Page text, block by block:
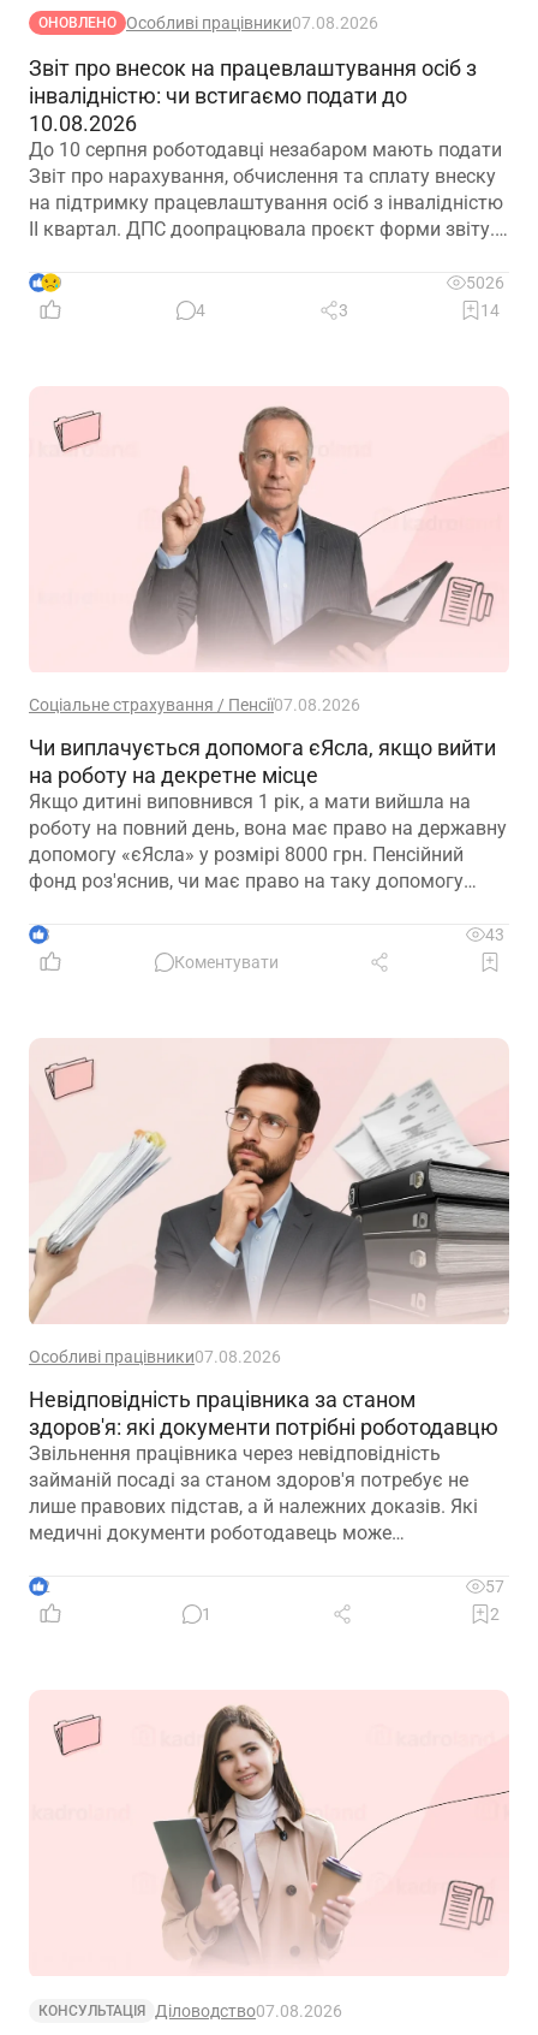
ОНОВЛЕНО Особливі працівники07.08.2026
Звіт про внесок на працевлаштування осіб з
інвалідністю: чи встигаємо подати до
10.08.2026
До 10 серпня роботодавці незабаром мають подати
Звіт про нарахування, обчислення та сплату внеску
на підтримку працевлаштування осіб з інвалідністю
ІІ квартал. ДПС доопрацювала проєкт форми звіту.
далі
9
5026
4
3 14
Соціальне страхування / Пенсії07.08.2026
Чи виплачується допомога єЯсла, якщо вийти
на роботу на декретне місце
Якщо дитині виповнився 1 рік, а мати вийшла на
роботу на повний день, вона має право на державну
допомогу «єЯсла» у розмірі 8000 грн. Пенсійний
фонд роз'яснив, чи має право на таку допомогу
3
43
Коментувати
Особливі працівники07.08.2026
Невідповідність працівника за станом
здоров'я: які документи потрібні роботодавцю
Звільнення працівника через невідповідність
займаній посаді за станом здоров'я потребує не
лише правових підстав, а й належних доказів. Які
медичні документи роботодавець може
обставини – розповідаємо далі
2
57
1
2
КОНСУЛЬТАЦІЯ Діловодство07.08.2026